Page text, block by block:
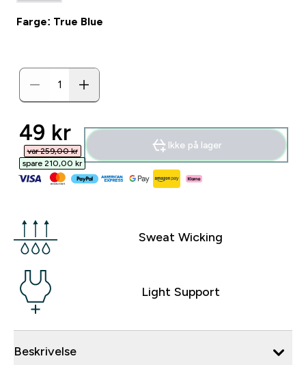
Farge: True Blue
discounted price
49 kr‎
var 259,00 kr‎
spare 210,00 kr‎
Ikke på lager
Sweat Wicking
Light Support
Beskrivelse